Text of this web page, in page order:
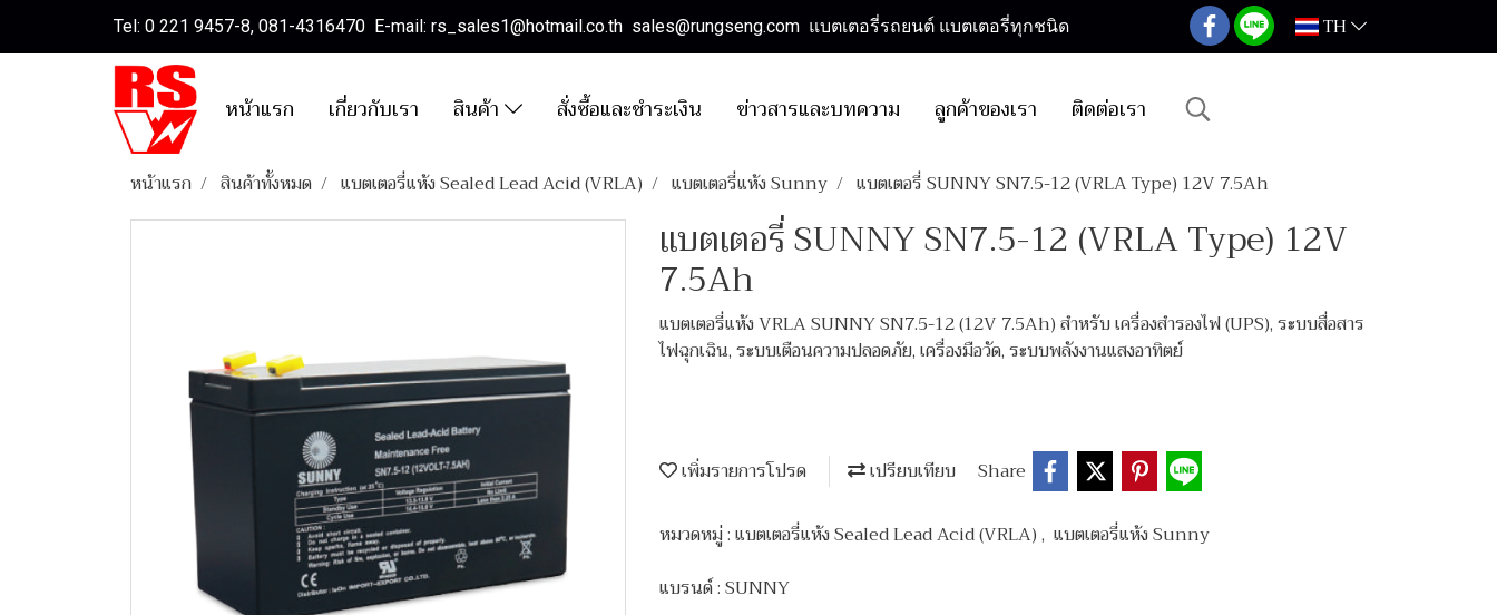
Tel: 0 221 9457-8, 081-4316470 E-mail: rs_sales1@hotmail.co.th sales@rungseng.com แบตเตอรี่รถยนต์ แบตเตอรี่ทุกชนิด TH
หน้าแรก เกี่ยวกับเรา สินค้า สั่งซื้อและชำระเงิน ข่าวสารและบทความ ลูกค้าของเรา ติดต่อเรา
หน้าแรก สินค้าทั้งหมด แบตเตอรี่แห้ง Sealed Lead Acid (VRLA) แบตเตอรี่แห้ง Sunny แบตเตอรี่ SUNNY SN7.5-12 (VRLA Type) 12V 7.5Ah
แบตเตอรี่ SUNNY SN7.5-12 (VRLA Type) 12V
7.5Ah
แบตเตอรี่แห้ง VRLA SUNNY SN7.5-12 (12V 7.5Ah) สำหรับ เครื่องสำรองไฟ (UPS), ระบบสื่อสาร
ไฟฉุกเฉิน, ระบบเตือนความปลอดภัย, เครื่องมือวัด, ระบบพลังงานแสงอาทิตย์
เพิ่มรายการโปรด เปรียบเทียบ Share
หมวดหมู่ :แบตเตอรี่แห้ง Sealed Lead Acid (VRLA), แบตเตอรี่แห้ง Sunny
แบรนด์ :SUNNY